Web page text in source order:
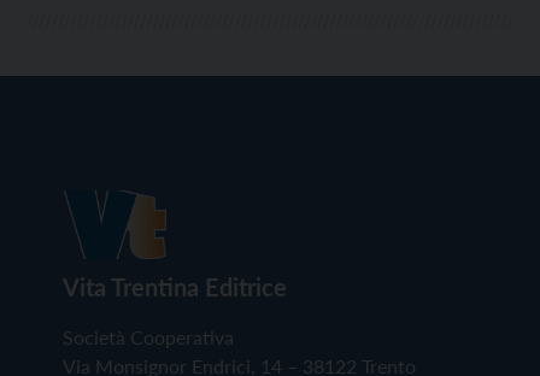
Vita Trentina Editrice
Società Cooperativa
Via Monsignor Endrici, 14 – 38122 Trento